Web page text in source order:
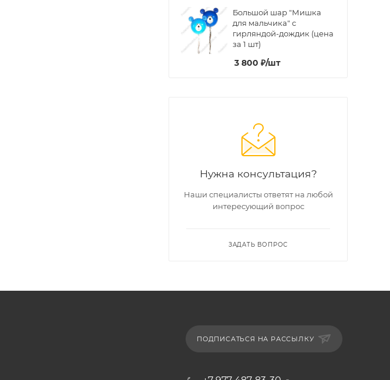
Большой шар "Мишка
для мальчика" с
гирляндой-дождик (цена
за 1 шт)
3 800 ₽/шт
Нужна консультация?
Наши специалисты ответят на любой
интересующий вопрос
ЗАДАТЬ ВОПРОС
ПОДПИСАТЬСЯ НА РАССЫЛКУ